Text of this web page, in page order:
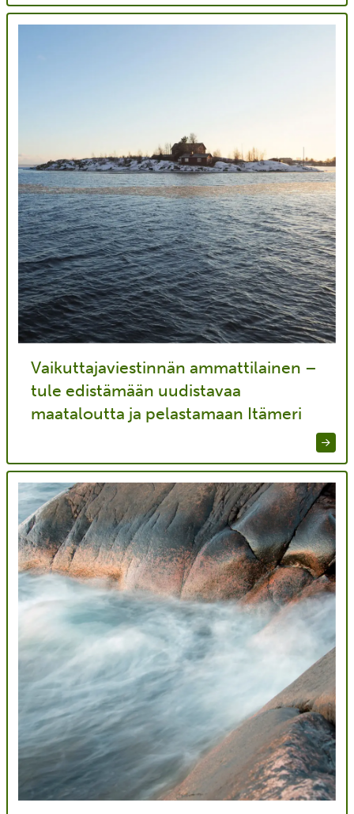
Vaikuttajaviestinnän ammattilainen –
tule edistämään uudistavaa
maataloutta ja pelastamaan Itämeri